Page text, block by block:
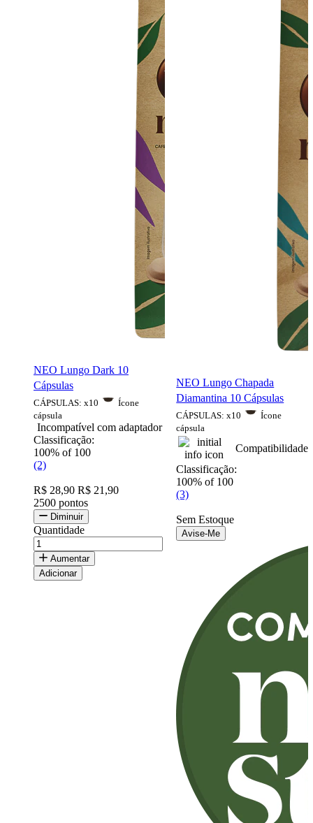
NEO Lungo Dark 10
Cápsulas
CÁPSULAS: x10
Ícone
cápsula
Incompatível com adaptador
Classificação:
100% of 100
(2)
R$ 28,90 R$ 21,90
2500 pontos
Diminuir
Quantidade
Aumentar
Adicionar
NEO Lungo Chapada
Diamantina 10 Cápsulas
CÁPSULAS:x10
Ícone
cápsula
Compatibilidade
Classificação:
100% of 100
(3)
Sem Estoque
Avise-Me